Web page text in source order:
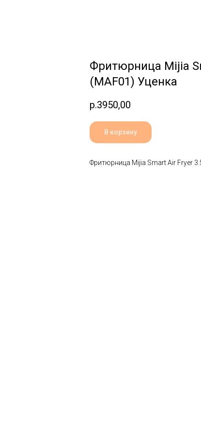
Фритюрница Mijia
(MAF01) Уценка
р.3950,00
В корзину
Фритюрница Mijia Smart Air Fryer